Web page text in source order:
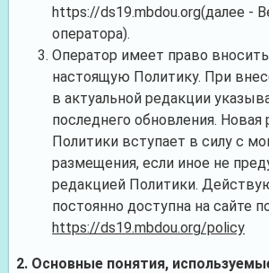
https://ds19.mbdou.org(далее -
оператора).
Оператор имеет право
настоящую Политику. При
в актуальной редакции
последнего обновления. Новая
Политики вступает в силу с
размещения, если иное не
редакцией Политики.
постоянно доступна на сайте
https://ds19.mbdou.org/policy
2. Основные понятия,